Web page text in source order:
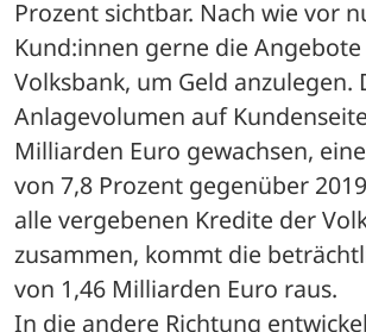
Prozent sichtbar. Nach wie vor
Kund:innen gerne die
Volksbank, um Geld anzulegen.
Anlagevolumen auf
Milliarden Euro gewachsen,
von 7,8 Prozent gegenüber
alle vergebenen Kredite der
zusammen, kommt die
von 1,46 Milliarden Euro raus.
In die andere Richtung